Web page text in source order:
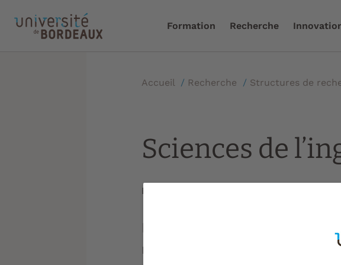
Formation Recherche
Accueil / Recherche / Structures de
Sciences de
Mise à jour le :
Le département Sciences de
numérique (SIN) regroupe